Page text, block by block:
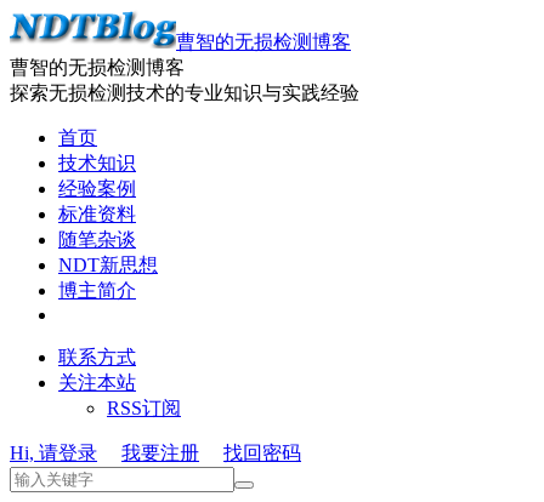
曹智的无损检测博客
曹智的无损检测博客
探索无损检测技术的专业知识与实践经验
首页
技术知识
经验案例
标准资料
随笔杂谈
NDT新思想
博主简介
联系方式
关注本站
RSS订阅
Hi, 请登录 我要注册 找回密码